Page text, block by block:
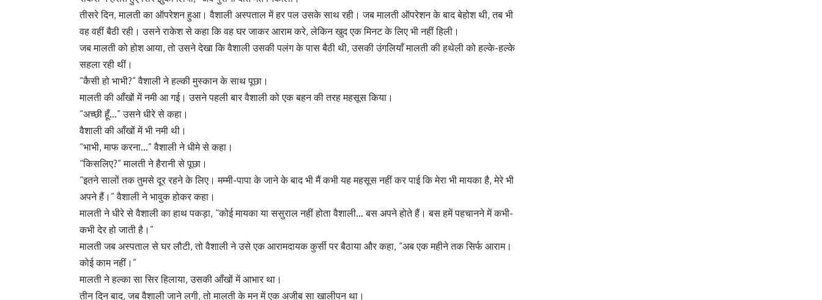
तीसरे दिन, मालती का ऑपरेशन हुआ। वैशाली अस्पताल में हर पल उसके साथ रही। जब मालती ऑपरेशन के बाद बेहोश थी, तब भी
वह वहीं बैठी रही। उसने राकेश से कहा कि वह घर जाकर आराम करे, लेकिन खुद एक मिनट के लिए भी नहीं हिली।
जब मालती को होश आया, तो उसने देखा कि वैशाली उसकी पलंग के पास बैठी थी, उसकी उंगलियाँ मालती की हथेली को हल्के-हल्के
सहला रही थीं।
“कैसी हो भाभी?” वैशाली ने हल्की मुस्कान के साथ पूछा।
मालती की आँखों में नमी आ गई। उसने पहली बार वैशाली को एक बहन की तरह महसूस किया।
“अच्छी हूँ…” उसने धीरे से कहा।
वैशाली की आँखों में भी नमी थी।
“भाभी, माफ करना…” वैशाली ने धीमे से कहा।
“किसलिए?” मालती ने हैरानी से पूछा।
“इतने सालों तक तुमसे दूर रहने के लिए। मम्मी-पापा के जाने के बाद भी मैं कभी यह महसूस नहीं कर पाई कि मेरा भी मायका है, मेरे भी
अपने हैं।” वैशाली ने भावुक होकर कहा।
मालती ने धीरे से वैशाली का हाथ पकड़ा, “कोई मायका या ससुराल नहीं होता वैशाली… बस अपने होते हैं। बस हमें पहचानने में कभी-
कभी देर हो जाती है।”
मालती जब अस्पताल से घर लौटी, तो वैशाली ने उसे एक आरामदायक कुर्सी पर बैठाया और कहा, “अब एक महीने तक सिर्फ आराम।
कोई काम नहीं।”
मालती ने हल्का सा सिर हिलाया, उसकी आँखों में आभार था।
तीन दिन बाद, जब वैशाली जाने लगी, तो मालती के मन में एक अजीब सा खालीपन था।